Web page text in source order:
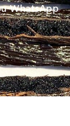
WhatsApp